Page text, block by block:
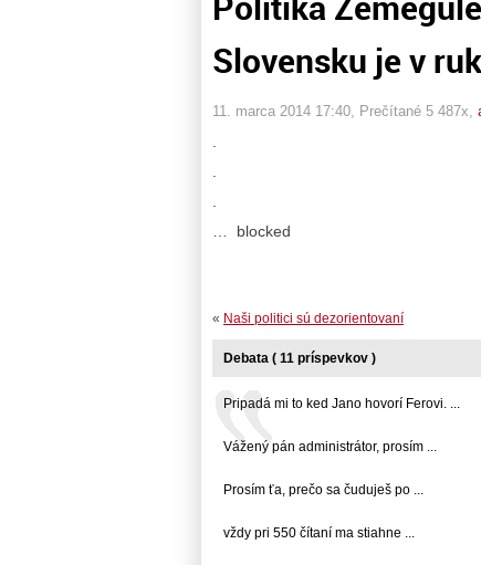
Slovensku je v
11. marca 2014 17:40 , Prečítané 5 487x,
… blocked
« Naši politici sú dezorientovaní
Debata ( 11 príspevkov )
Pripadá mi to ked Jano hovorí Ferovi. ...
Vážený pán administrátor, prosím ...
Prosím ťa, prečo sa čuduješ po ...
vždy pri 550 čítaní ma stiahne ...